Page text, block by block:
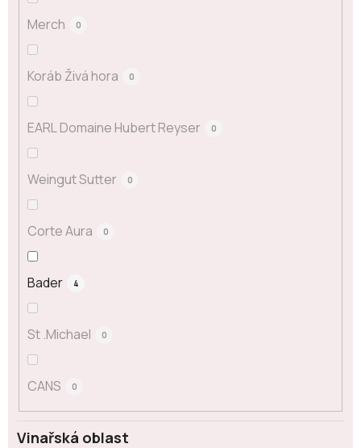
Merch 0
Koráb Živá hora 0
EARL Domaine Hubert Reyser 0
Weingut Sutter 0
Corte Aura 0
Bader 4
St .Michael 0
CANS 0
Vinařská oblast